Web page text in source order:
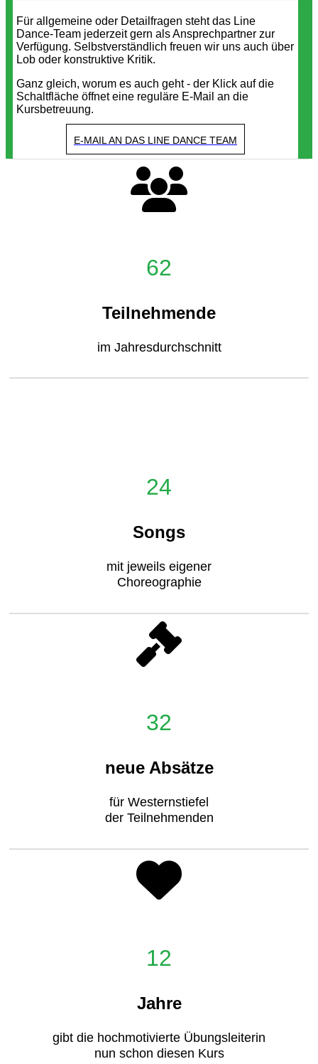
Für allgemeine oder Detailfragen steht das Line
Dance-Team jederzeit gern als Ansprechpartner zur
Verfügung. Selbstverständlich freuen wir uns auch über
Lob oder konstruktive Kritik.
Ganz gleich, worum es auch geht - der Klick auf die
Schaltfläche öffnet eine reguläre E-Mail an die
Kursbetreuung.
E-MAIL AN DAS LINE DANCE TEAM
62
Teilnehmende
im Jahresdurchschnitt
24
Songs
mit jeweils eigener
Choreographie
32
neue Absätze
für Westernstiefel
der Teilnehmenden
12
Jahre
gibt die hochmotivierte Übungsleiterin
nun schon diesen Kurs